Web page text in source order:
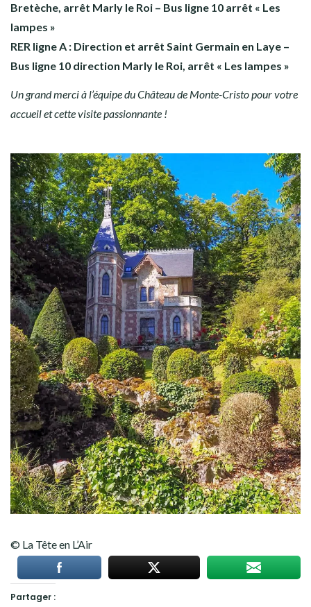
Bretèche, arrêt Marly le Roi – Bus ligne 10 arrêt « Les
lampes »
RER ligne A : Direction et arrêt Saint Germain en Laye –
Bus ligne 10 direction Marly le Roi, arrêt « Les lampes »
Un grand merci à l’équipe du Château de Monte-Cristo pour votre
accueil et cette visite passionnante !
© La Tête en L’Air
Partager :